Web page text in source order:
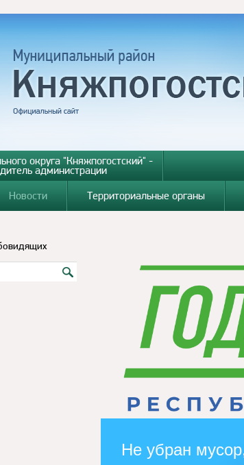
округа "Княжпогостский" -
администрации
Новости Территориальные органы
Не убран